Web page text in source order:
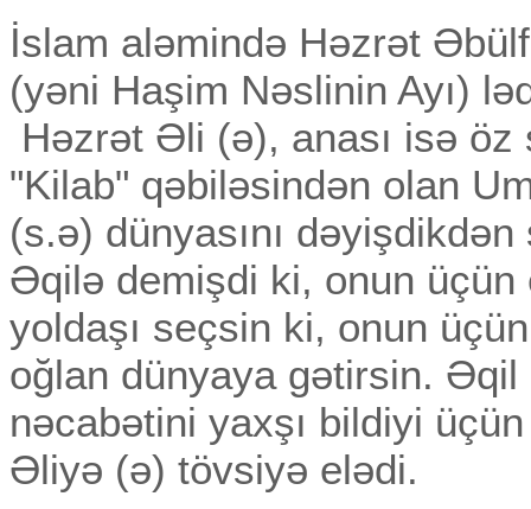
İslam aləmində Həzrət
(yəni Haşim Nəslinin Ayı)
Həzrət Əli (ə), anası isə öz
"Kilab" qəbiləsindən olan
(s.ə) dünyasını
Əqilə demişdi ki, onun üçün
yoldaşı seçsin ki, onun
oğlan dünyaya gətirsin. Əqil
nəcabətini yaxşı bildiyi
Əliyə (ə) tövsiyə elədi.